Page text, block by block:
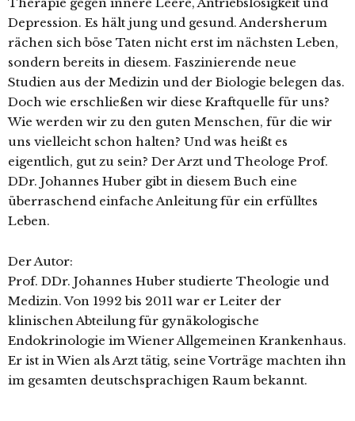
Depression. Es hält jung und gesund. Andersherum
rächen sich böse Taten nicht erst im nächsten Leben,
sondern bereits in diesem. Faszinierende neue
Studien aus der Medizin und der Biologie belegen das.
Doch wie erschließen wir diese Kraftquelle für uns?
Wie werden wir zu den guten Menschen, für die wir
uns vielleicht schon halten? Und was heißt es
eigentlich, gut zu sein? Der Arzt und Theologe Prof.
DDr. Johannes Huber gibt in diesem Buch eine
überraschend einfache Anleitung für ein erfülltes
Leben.
Der Autor:
Prof. DDr. Johannes Huber studierte Theologie und
Medizin. Von 1992 bis 2011 war er Leiter der
klinischen Abteilung für gynäkologische
Endokrinologie im Wiener Allgemeinen Krankenhaus.
Er ist in Wien als Arzt tätig, seine Vorträge machten ihn
im gesamten deutschsprachigen Raum bekannt.